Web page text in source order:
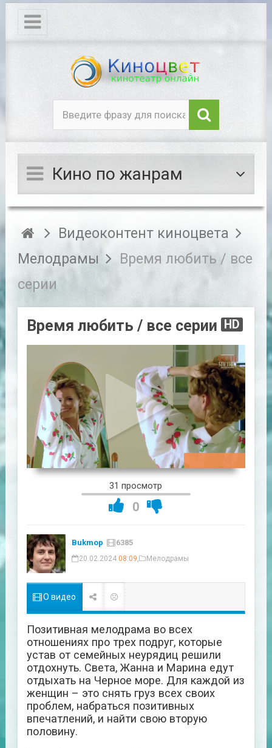
Кино по жанрам
Видеоконтент киноцвета
Мелодрамы
Время любить / все
серии
Время любить / все серии HD
31 просмотр
0
Bukmop 6385
20.02.2024 08:09 Мелодрамы
О видео
Позитивная мелодрама во всех
отношениях про трех подруг, которые
устав от семейных неурядиц решили
отдохнуть. Света, Жанна и Марина едут
отдыхать на Черное море. Для каждой из
женщин – это снять груз всех своих
проблем, набраться позитивных
впечатлений, и найти свою вторую
половину.